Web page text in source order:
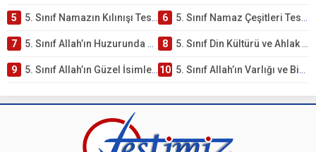
5 5. Sınıf Namazın Kılınışı Testi – Online Çöz 6 5. Sınıf Namaz Çeşitleri Testi – Online Çöz
7 5. Sınıf Allah’ın Huzurunda Olmak – Namaz İbadeti Testi 8 5. Sınıf Din Kültürü ve Ahlak Bilgisi 1. Ünite: Allah İnancı Çalışmaları
9 5. Sınıf Allah’ın Güzel İsimleri Testi – Online Çöz 10 5. Sınıf Allah’ın Varlığı ve Birliği Testi – Online Çöz